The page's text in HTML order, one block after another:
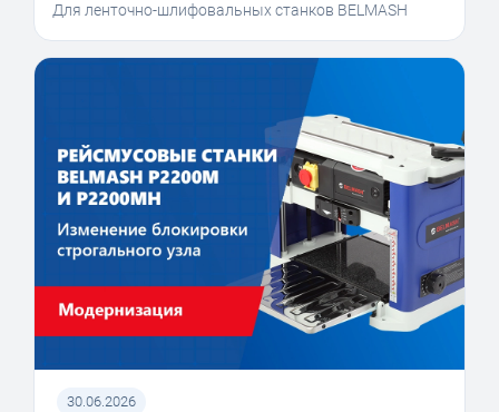
Для ленточно-шлифовальных станков BELMASH
30.06.2026